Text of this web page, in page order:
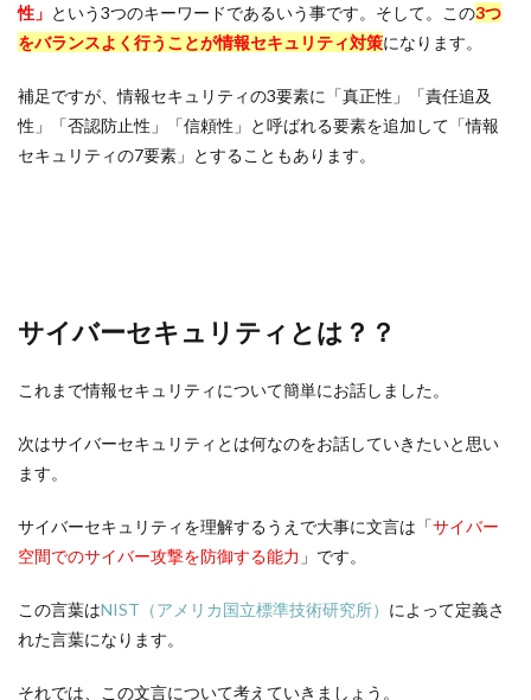
性」 という3つのキーワードであるいう事です。そして。この3つ
をバランスよく行うことが情報セキュリティ対策になります。
補足ですが、情報セキュリティの3要素に「真正性」「責任追及
性」「否認防止性」「信頼性」と呼ばれる要素を追加して「情報
セキュリティの7要素」とすることもあります。
サイバーセキュリティとは？？
これまで情報セキュリティについて簡単にお話しました。
次はサイバーセキュリティとは何なのをお話していきたいと思い
ます。
サイバーセキュリティを理解するうえで大事に文言は「サイバー
空間でのサイバー攻撃を防御する能力 」です。
この言葉はNIST（アメリカ国立標準技術研究所） によって定義さ
れた言葉になります。
それでは、この文言について考えていきましょう。